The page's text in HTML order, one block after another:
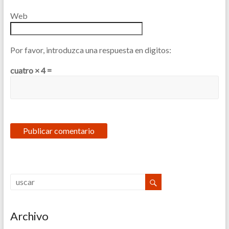
Web
Por favor, introduzca una respuesta en digitos:
cuatro × 4 =
Archivo